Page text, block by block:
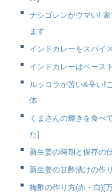
ナシゴレンがウマい!
ます
インドカレーをスパイ
インドカレーはペース
ルッコラが苦い&辛い
体
くまさんの輝きを食べ
た]
新生姜の時期と保存の
新生姜の甘酢漬けの作
梅酢の作り方(赤・白)[